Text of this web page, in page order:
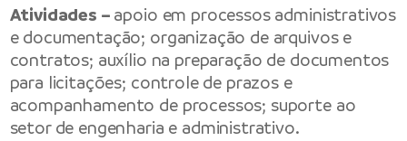
Atividades – apoio em processos administrativos
e documentação; organização de arquivos e
contratos; auxílio na preparação de documentos
para licitações; controle de prazos e
acompanhamento de processos; suporte ao
setor de engenharia e administrativo.